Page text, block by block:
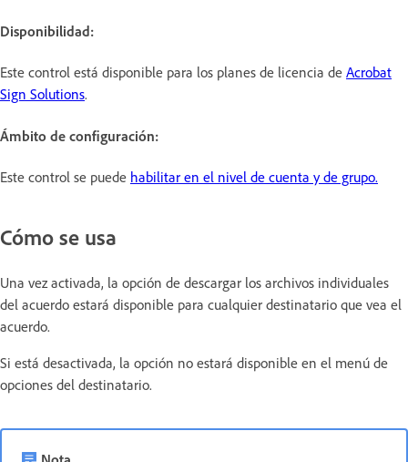
Disponibilidad:
Este control está disponible para los planes de licencia de Acrobat
Sign Solutions.
Ámbito de configuración:
Este control se puede habilitar en el nivel de cuenta y de grupo.
Cómo se usa
Una vez activada, la opción de descargar los archivos individuales
del acuerdo estará disponible para cualquier destinatario que vea el
acuerdo.
Si está desactivada, la opción no estará disponible en el menú de
opciones del destinatario.